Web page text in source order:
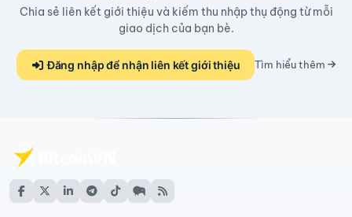
Chia sẻ liên kết giới thiệu và kiếm thu nhập thụ động từ mỗi
giao dịch của bạn bè.
Đăng nhập để nhận liên kết giới thiệu Tìm hiểu thêm